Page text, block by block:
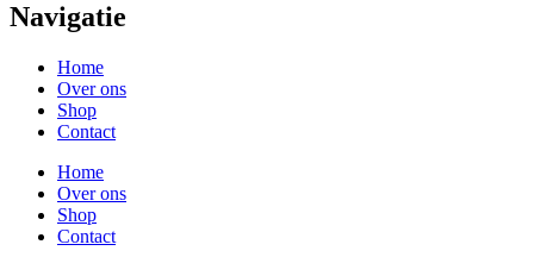
Navigatie
Home
Over ons
Shop
Contact
Home
Over ons
Shop
Contact